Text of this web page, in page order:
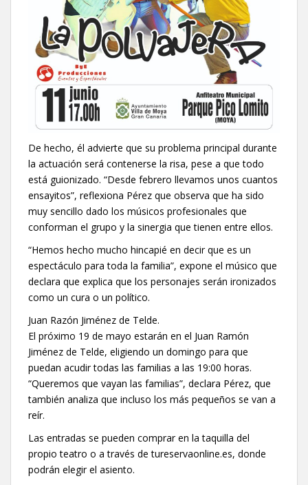
De hecho, él advierte que su problema principal durante
la actuación será contenerse la risa, pese a que todo
está guionizado. “Desde febrero llevamos unos cuantos
ensayitos”, reflexiona Pérez que observa que ha sido
muy sencillo dado los músicos profesionales que
conforman el grupo y la sinergia que tienen entre ellos.
“Hemos hecho mucho hincapié en decir que es un
espectáculo para toda la familia”, expone el músico que
declara que explica que los personajes serán ironizados
como un cura o un político.
Juan Razón Jiménez de Telde.
El próximo 19 de mayo estarán en el Juan Ramón
Jiménez de Telde, eligiendo un domingo para que
puedan acudir todas las familias a las 19:00 horas.
“Queremos que vayan las familias”, declara Pérez, que
también analiza que incluso los más pequeños se van a
reír.
Las entradas se pueden comprar en la taquilla del
propio teatro o a través de tureservaonline.es, donde
podrán elegir el asiento.